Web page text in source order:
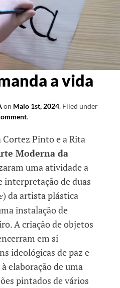
a vida
on Maio 1st, 2024. Filed under
.
Cortez Pinto e a Rita
Moderna da
uma atividade a
interpretação de duas
) da artista plástica
instalação de
A criação de objetos
em si
ideológicas de paz e
elaboração de uma
pintados de vários